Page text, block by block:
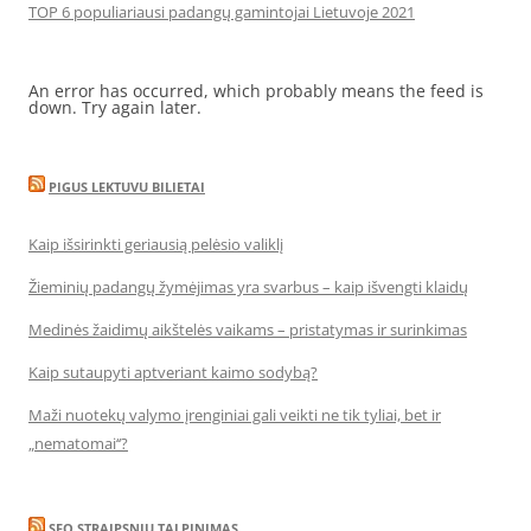
TOP 6 populiariausi padangų gamintojai Lietuvoje 2021
An error has occurred, which probably means the feed is
down. Try again later.
PIGUS LEKTUVU BILIETAI
Kaip išsirinkti geriausią pelėsio valiklį
Žieminių padangų žymėjimas yra svarbus – kaip išvengti klaidų
Medinės žaidimų aikštelės vaikams – pristatymas ir surinkimas
Kaip sutaupyti aptveriant kaimo sodybą?
Maži nuotekų valymo įrenginiai gali veikti ne tik tyliai, bet ir
„nematomai‘‘?